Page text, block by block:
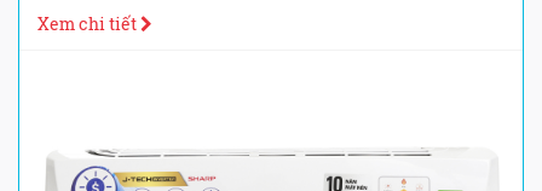
Xem chi tiết